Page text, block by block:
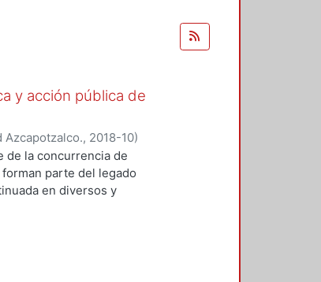
y acción pública de
Azcapotzalco., 2018-10)
Lizarazo Arias, Diego;Pérez
Jose Othon;Aquino
;Hijar Gonzalez, Cristina
de la concurrencia de
parte del legado
en diversos y